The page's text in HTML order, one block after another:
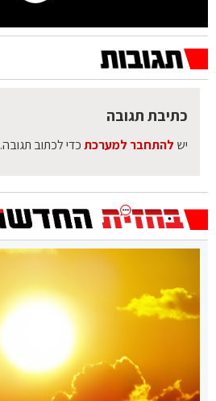
כתיבת תגובה
יש להתחבר למערכתכדי לכתוב תגובה.